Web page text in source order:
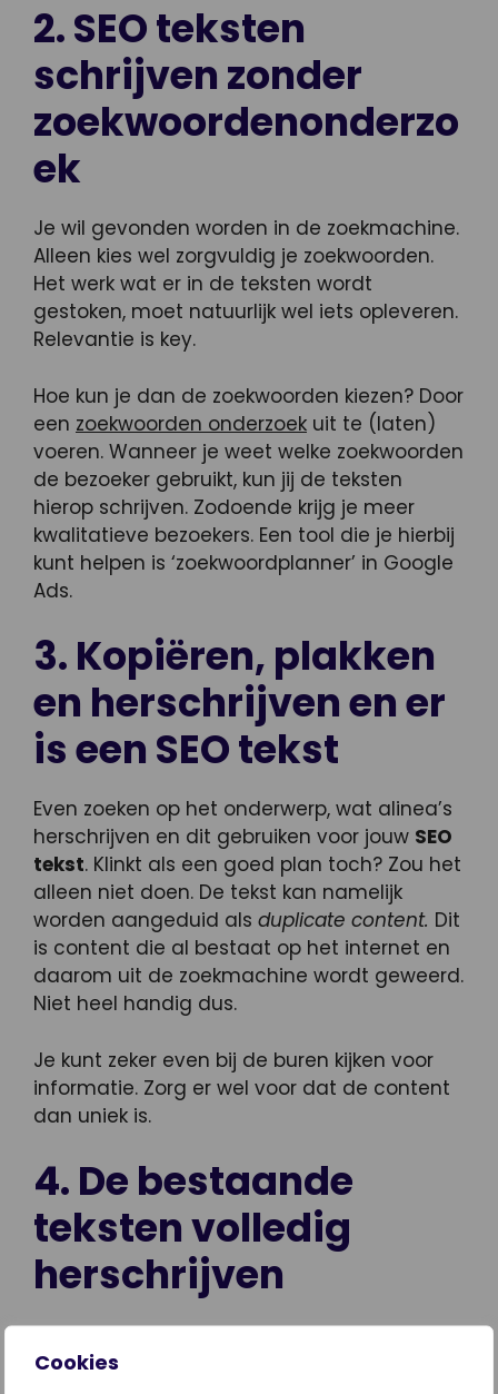
Cookies
2. SEO teksten
schrijven zonder
zoekwoordenonderzo
ek
Je wil gevonden worden in de zoekmachine.
Alleen kies wel zorgvuldig je zoekwoorden.
Het werk wat er in de teksten wordt
gestoken, moet natuurlijk wel iets opleveren.
Relevantie is key.
Hoe kun je dan de zoekwoorden kiezen? Door
een zoekwoorden onderzoek uit te (laten)
voeren. Wanneer je weet welke zoekwoorden
de bezoeker gebruikt, kun jij de teksten
hierop schrijven. Zodoende krijg je meer
kwalitatieve bezoekers. Een tool die je hierbij
kunt helpen is ‘zoekwoordplanner’ in Google
Ads.
3. Kopiëren, plakken
en herschrijven en er
is een SEO tekst
Even zoeken op het onderwerp, wat alinea’s
herschrijven en dit gebruiken voor jouw SEO
tekst. Klinkt als een goed plan toch? Zou het
alleen niet doen. De tekst kan namelijk
worden aangeduid als duplicate content. Dit
is content die al bestaat op het internet en
daarom uit de zoekmachine wordt geweerd.
Niet heel handig dus.
Je kunt zeker even bij de buren kijken voor
informatie. Zorg er wel voor dat de content
dan uniek is.
4. De bestaande
teksten volledig
herschrijven
Je hoeft zeker niet altijd de bestaande
teksten volledig gaan herschrijven. Het helpt